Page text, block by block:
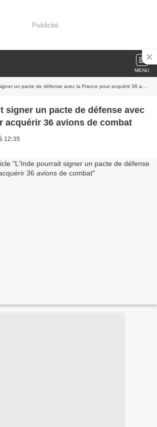
Publicité
MENU
un pacte de défense avec la France pour acquérir 36 avions de combat
signer un pacte de défense avec
acquérir 36 avions de combat
12:35